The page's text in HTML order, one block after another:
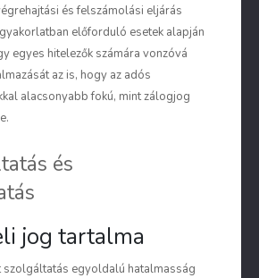
és felszámolási eljárás
előforduló esetek alapján
egyes hitelezők számára vonzóvá
az is, hogy az adós
alacsonyabb fokú, mint zálogjog
és
tartalma
egyoldalú hatalmasság